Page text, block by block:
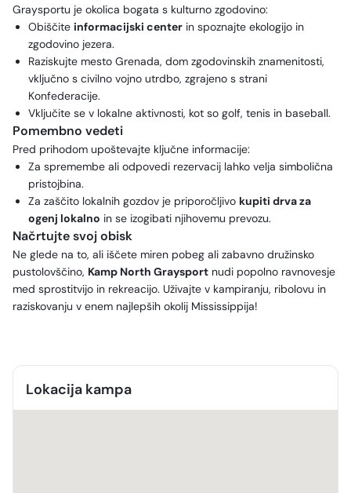
Graysportu je okolica bogata s kulturno zgodovino:
Obiščite informacijski center in spoznajte ekologijo in
zgodovino jezera.
Raziskujte mesto Grenada, dom zgodovinskih znamenitosti,
vključno s civilno vojno utrdbo, zgrajeno s strani
Konfederacije.
Vključite se v lokalne aktivnosti, kot so golf, tenis in baseball.
Pomembno vedeti
Pred prihodom upoštevajte ključne informacije:
Za spremembe ali odpovedi rezervacij lahko velja simbolična
pristojbina.
Za zaščito lokalnih gozdov je priporočljivo kupiti drva za
ogenj lokalno in se izogibati njihovemu prevozu.
Načrtujte svoj obisk
Ne glede na to, ali iščete miren pobeg ali zabavno družinsko
pustolovščino, Kamp North Graysport nudi popolno ravnovesje
med sprostitvijo in rekreacijo. Uživajte v kampiranju, ribolovu in
raziskovanju v enem najlepših okolij Mississippija!
Lokacija kampa